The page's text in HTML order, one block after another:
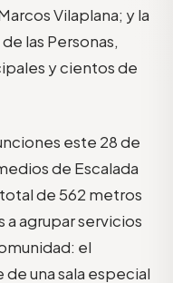
Vilaplana; y la
las Personas,
y cientos de
este 28 de
de Escalada
de 562 metros
a agrupar servicios
el
una sala especial